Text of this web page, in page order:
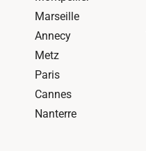
Marseille
Annecy
Metz
Paris
Cannes
Nanterre